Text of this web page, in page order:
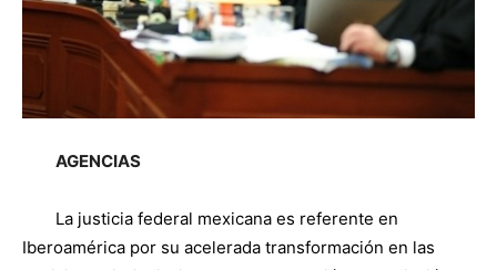
AGENCIAS
La justicia federal mexicana es referente en
Iberoamérica por su acelerada transformación en las